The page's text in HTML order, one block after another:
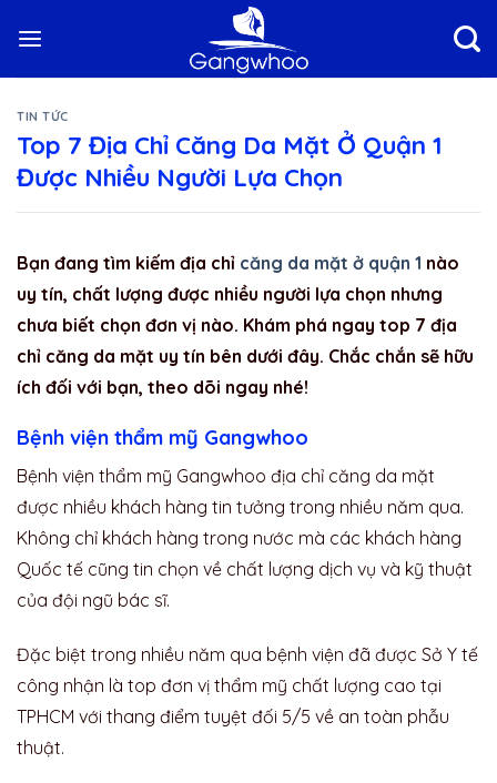
TIN TỨC
Top 7 Địa Chỉ Căng Da Mặt Ở Quận 1
Được Nhiều Người Lựa Chọn
Bạn đang tìm kiếm địa chỉ căng da mặt ở quận 1 nào
uy tín, chất lượng được nhiều người lựa chọn nhưng
chưa biết chọn đơn vị nào. Khám phá ngay top 7 địa
chỉ căng da mặt uy tín bên dưới đây. Chắc chắn sẽ hữu
ích đối với bạn, theo dõi ngay nhé!
Bệnh viện thẩm mỹ Gangwhoo
Bệnh viện thẩm mỹ Gangwhoo địa chỉ căng da mặt
được nhiều khách hàng tin tưởng trong nhiều năm qua.
Không chỉ khách hàng trong nước mà các khách hàng
Quốc tế cũng tin chọn về chất lượng dịch vụ và kỹ thuật
của đội ngũ bác sĩ.
Đặc biệt trong nhiều năm qua bệnh viện đã được Sở Y tế
công nhận là top đơn vị thẩm mỹ chất lượng cao tại
TPHCM với thang điểm tuyệt đối 5/5 về an toàn phẫu
thuật.